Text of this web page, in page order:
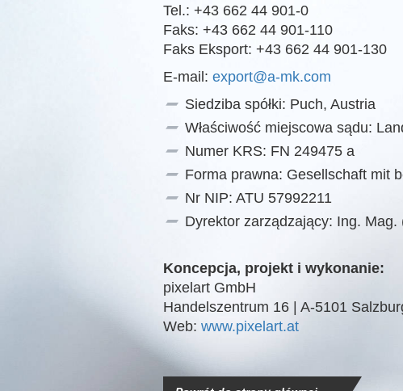
Tel.: +43 662 44 901-0
Faks: +43 662 44 901-110
Faks Eksport: +43 662 44 901-130
E-mail: export@a-mk.com
Siedziba spółki: Puch, Austria
Właściwość miejscowa sądu:
Numer KRS: FN 249475 a
Forma prawna: Gesellschaft mit
Nr NIP: ATU 57992211
Dyrektor zarządzający: Ing. Mag.
Koncepcja, projekt i wykonanie:
pixelart GmbH
Handelszentrum 16 | A-5101
Web: www.pixelart.at